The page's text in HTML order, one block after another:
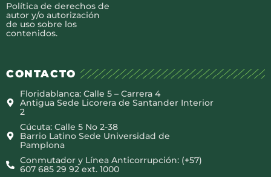
Política de derechos de
autor y/o autorización
de uso sobre los
contenidos.
CONTACTO
Floridablanca: Calle 5 – Carrera 4
Antigua Sede Licorera de Santander Interior
2
Cúcuta: Calle 5 No 2-38
Barrio Latino Sede Universidad de
Pamplona
Conmutador y Línea Anticorrupción: (+57)
607 685 29 92 ext. 1000